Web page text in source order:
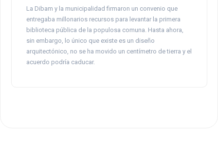
La Dibam y la municipalidad firmaron un convenio que
entregaba millonarios recursos para levantar la primera
biblioteca pública de la populosa comuna. Hasta ahora,
sin embargo, lo único que existe es un diseño
arquitectónico, no se ha movido un centímetro de tierra y el
acuerdo podría caducar.